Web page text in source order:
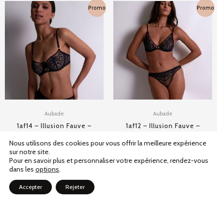
Promo
Aubade
1af14 – Illusion Fauve –
66,00€
Plage
de
110,00 €
Promo
Aubade
1af12 – Illusion Fauve –
Plage
de
115,00 €
Nous utilisons des cookies pour vous offrir la meilleure expérience
sur notre site.
Pour en savoir plus et personnaliser votre expérience, rendez-vous
dans les options.
Accepter Rejeter